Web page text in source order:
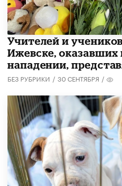
​Учителей и
Ижевске,
нападении,
БЕЗ РУБРИКИ / 30 СЕНТЯБРЯ /